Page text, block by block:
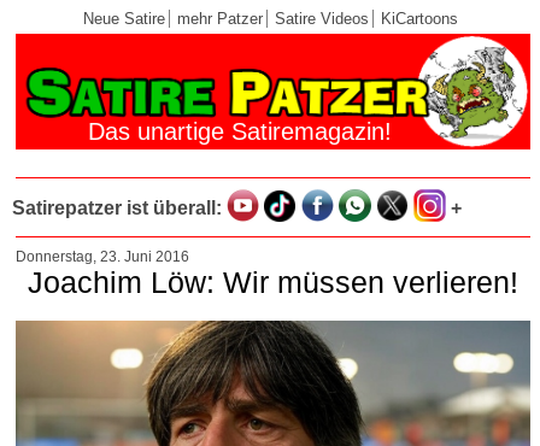
Neue Satire mehr Patzer Satire Videos KiCartoons
Das unartige Satiremagazin!
Satirepatzer ist überall: +
Donnerstag, 23. Juni 2016
Joachim Löw: Wir müssen verlieren!